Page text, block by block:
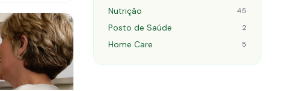
Nutrição 45
Posto de Saúde 2
Home Care 5